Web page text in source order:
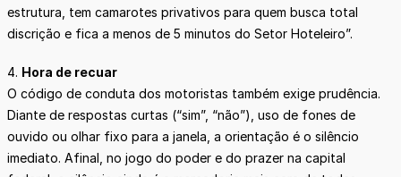
estrutura, tem camarotes privativos para quem busca total
discrição e fica a menos de 5 minutos do Setor Hoteleiro”.
4. Hora de recuar
O código de conduta dos motoristas também exige prudência.
Diante de respostas curtas (“sim”, “não”), uso de fones de
ouvido ou olhar fixo para a janela, a orientação é o silêncio
imediato. Afinal, no jogo do poder e do prazer na capital